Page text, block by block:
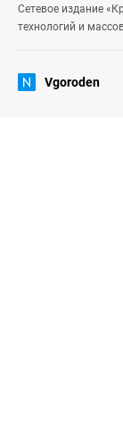
Сетевое издание
технологий и
Vgoroden